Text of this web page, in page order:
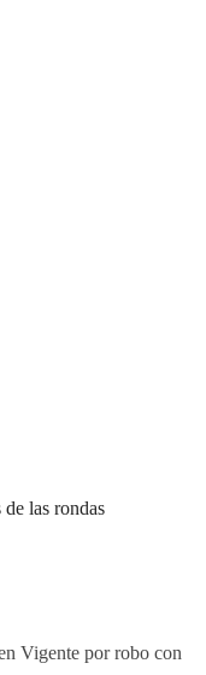
las rondas
Vigente por robo con